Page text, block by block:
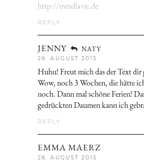
http://trendlavie.de
REPLY
JENNY NATY
26. AUGUST 2015
Huhu! Freut mich das der Text dir
Wow, noch 3 Wochen, die hätte
noch. Dann mal schöne Ferien!
gedrückten Daumen kann ich
REPLY
EMMA MAERZ
26. AUGUST 2015